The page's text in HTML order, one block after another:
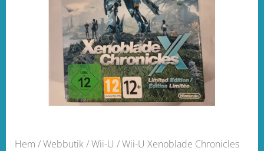
Hem /Webbutik/Wii-U / Wii-U Xenoblade Chronicles